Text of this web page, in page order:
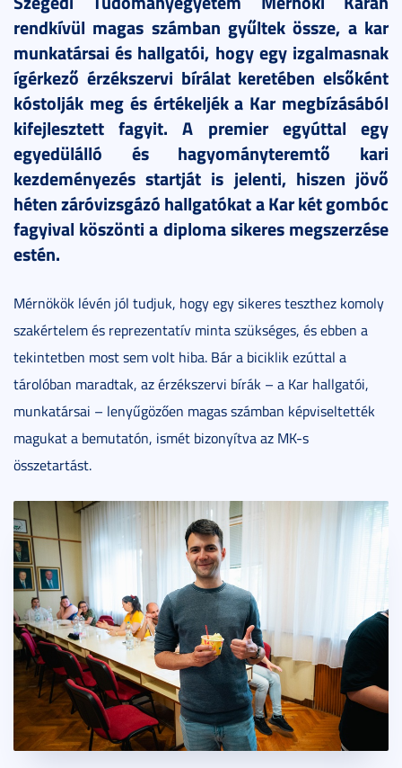
rendkívül magas számban gyűltek össze, a kar
munkatársai és hallgatói, hogy egy izgalmasnak
ígérkező érzékszervi bírálat keretében elsőként
kóstolják meg és értékeljék a Kar megbízásából
kifejlesztett fagyit. A premier egyúttal egy
egyedülálló és hagyományteremtő kari
kezdeményezés startját is jelenti, hiszen jövő
héten záróvizsgázó hallgatókat a Kar két gombóc
fagyival köszönti a diploma sikeres megszerzése
estén.
Mérnökök lévén jól tudjuk, hogy egy sikeres teszthez komoly
szakértelem és reprezentatív minta szükséges, és ebben a
tekintetben most sem volt hiba. Bár a biciklik ezúttal a
tárolóban maradtak, az érzékszervi bírák – a Kar hallgatói,
munkatársai – lenyűgözően magas számban képviseltették
magukat a bemutatón, ismét bizonyítva az MK-s
összetartást.